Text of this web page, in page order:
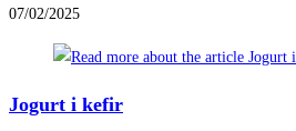
07/02/2025
Jogurt i kefir